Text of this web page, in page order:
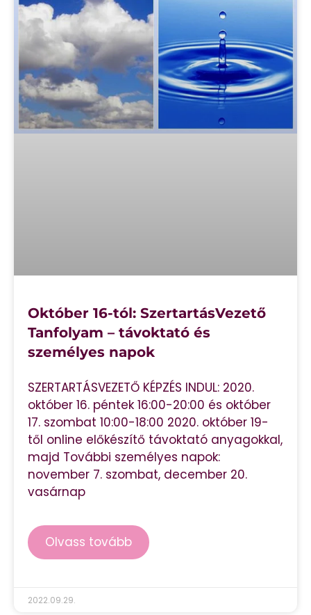
Október 16-tól: SzertartásVezető
Tanfolyam – távoktató és
személyes napok
SZERTARTÁSVEZETŐ KÉPZÉS INDUL: 2020.
október 16. péntek 16:00-20:00 és október
17. szombat 10:00-18:00 2020. október 19-
től online előkészítő távoktató anyagokkal,
majd További személyes napok:
november 7. szombat, december 20.
vasárnap
Olvass tovább
2022.09.29.